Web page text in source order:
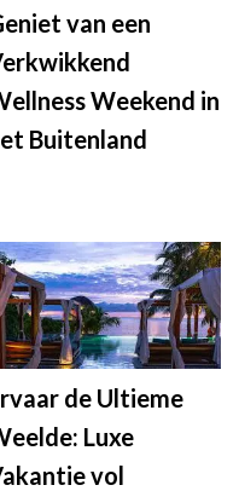
van een
Weekend in
Buitenland
de Ultieme
Luxe
vol